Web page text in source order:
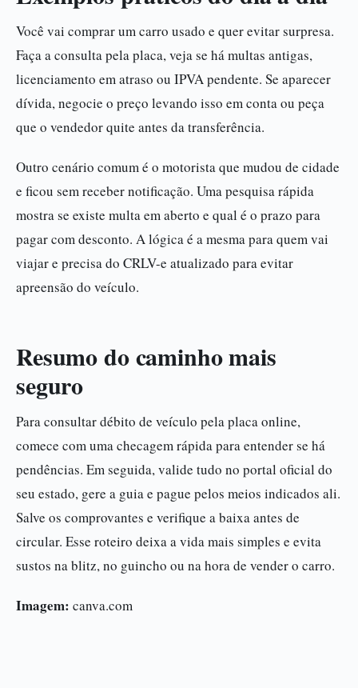
Você vai comprar um carro usado e quer evitar surpresa.
Faça a consulta pela placa, veja se há multas antigas,
licenciamento em atraso ou IPVA pendente. Se aparecer
dívida, negocie o preço levando isso em conta ou peça
que o vendedor quite antes da transferência.
Outro cenário comum é o motorista que mudou de cidade
e ficou sem receber notificação. Uma pesquisa rápida
mostra se existe multa em aberto e qual é o prazo para
pagar com desconto. A lógica é a mesma para quem vai
viajar e precisa do CRLV-e atualizado para evitar
apreensão do veículo.
Resumo do caminho mais
seguro
Para consultar débito de veículo pela placa online,
comece com uma checagem rápida para entender se há
pendências. Em seguida, valide tudo no portal oficial do
seu estado, gere a guia e pague pelos meios indicados ali.
Salve os comprovantes e verifique a baixa antes de
circular. Esse roteiro deixa a vida mais simples e evita
sustos na blitz, no guincho ou na hora de vender o carro.
Imagem: canva.com